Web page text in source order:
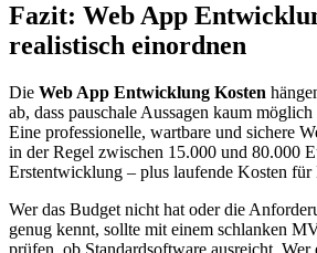
Fazit: Web App
realistisch einordnen
Die Web App Entwicklung Kosten
ab, dass pauschale Aussagen kaum
Eine professionelle, wartbare und sichere
in der Regel zwischen 15.000 und 80.000
Erstentwicklung – plus laufende Kosten für
Wer das Budget nicht hat oder die
genug kennt, sollte mit einem schlanken